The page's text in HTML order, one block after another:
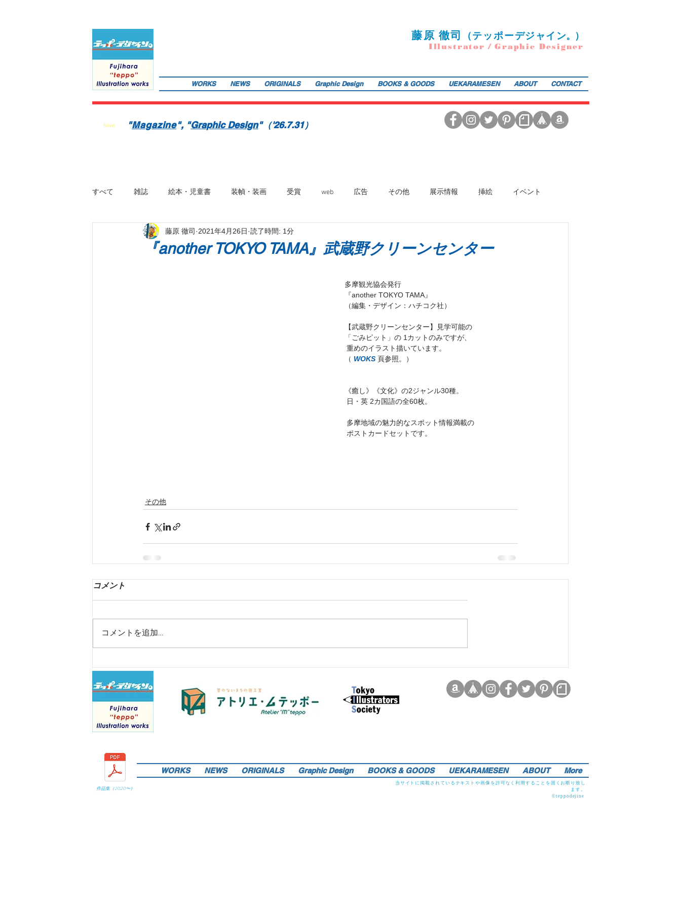
藤原 徹司 （テ ッポーデジャイ ン。）
Illustrator / Graphic Designer
WORKS NEWS ORIGINALS Graphic Design BOOKS & GOODS UEKARAMESEN ABOUT CONTACT
New! "Magazine", "Graphic Design"（'26.7.31）
すべて 雑誌 絵本・児童書 装幀・装画 受賞 web 広告 その他 展示情報 挿絵 イベント
プレス情報 パッケージ
『another TOKYO TAMA』武蔵野クリーンセンター
藤原 徹司 2021年4月26日 読了時間: 1分
多摩観光協会発行
『another TOKYO TAMA』
（編集・デザイン：ハチコク社）
【武蔵野クリーンセンター】見学可能の
「ごみピット」の 1カットのみですが、
重めのイラスト描いています。
（ WOKS 頁参照。）
《癒し》《文化》の2ジャンル30種。
日・英 2カ国語の全60枚。
多摩地域の魅力的なスポット情報満載の
ポストカードセットです。
その他
コメント
コメントを追加…
作品集（2020〜）
WORKS NEWS ORIGINALS Graphic Design BOOKS & GOODS UEKARAMESEN ABOUT More
当サイトに掲載されているテキストや画像を許可なく利用することを固くお断り致し
ます。
©teppodejine